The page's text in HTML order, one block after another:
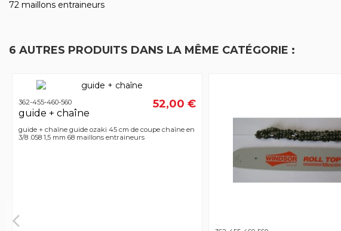
72 maillons entraineurs
6 AUTRES PRODUITS DANS LA MÊME CATÉGORIE :
362-455-460-560
guide + chaîne
52,00 €
guide + chaîne guide ozaki 45 cm de coupe chaîne en
3/8 .058 1,5 mm 68 maillons entraineurs